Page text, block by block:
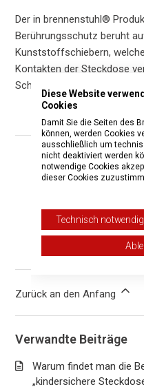
Der in brennenstuhl®
Berührungsschutz beruht
Kunststoffschiebern,
Kontakten der Steckdose
Schutzes bezeichnen wir
War dieser
Haben Sie
Zurück an den Anfang
Verwandte Beiträge
Warum findet man die
„kindersichere
Diese Website
Cookies
Damit Sie die Seiten des
können, werden Cookies
ausschließlich um
nicht deaktiviert werden
notwendige Cookies
dieser Cookies
Technisch